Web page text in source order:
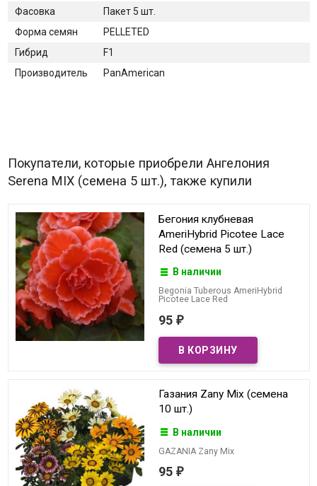
Фасовка
Пакет 5 шт.
Форма семян
PELLETED
Гибрид
F1
Производитель
PanAmerican
Покупатели, которые приобрели Ангелония
Serena MIX (семена 5 шт.), также купили
Бегония клубневая
AmeriHybrid Picotee Lace
Red (семена 5 шт.)
В наличии
Begonia Tuberous AmeriHybrid
Picotee Lace Red
95 ₽
Газания Zany Mix (семена
10 шт.)
В наличии
GAZANIA Zany Mix
95 ₽